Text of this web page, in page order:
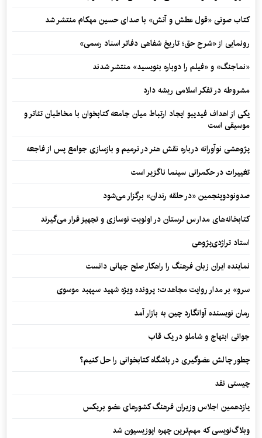
کتاب صوتی «قول عطش و آتش» با صدای حسین مهکام منتشر شد
رونمایی از «شرح حق؛ تاریخ شفاهی دفاتر اسناد رسمی»
«نماجنگ» و «فیلم را دوباره بنویسید» منتشر شدند
مشروطه در تفکر اسلامی ریشه دارد
یکی از اهداف فیدیبو ایجاد ارتباط میان جامعه کتابخوان با مخاطبان تئاتر و
موسیقی است
پژوهشی نوآورانه درباره نقش هنر در ترمیم و بازسازی جوامع پس از فاجعه
تغییرات در حکمرانی سینما ناگزیر است
صدونودوپنجمین «در حلقه رندان» برگزار می‌شود
کتابخانه‌های مدارس لرستان در اولویت نوسازی و تجهیز قرار می‌گیرند
استاد تراژدی‌پژوهی
نماینده ایران زبان فرهنگ را راهکار صلح جهانی دانست
سرو» بر مدار روایت مجاهدت؛ پرونده ویژه شهید سپهبد موسوی
رمان نویسنده آوانگارد چین به بازار آمد
جوانی ابتهاج و شاملو در یک قاب
چطور چالش عضوگیری در باشگاه کتابخوانی را حل کنیم؟
چیستی نقد
یازدهمین اجلاس وزیران فرهنگ کشورهای عضو بریکس
وبلاگ‌نویسی که مهم‌ترین چهره اپوزیسیون شد